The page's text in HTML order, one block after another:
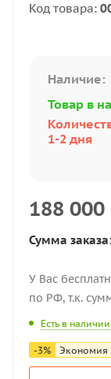
Код товара:
Наличие:
Товар в
1-2 дня
188 000
Сумма
У Вас
по РФ, т.к.
Есть в наличии
-3% Экономия